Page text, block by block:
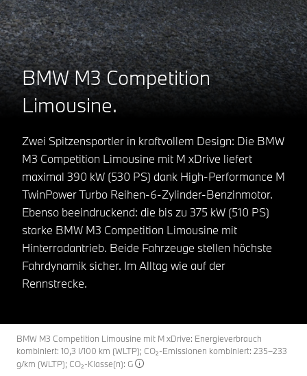
BMW M3 Competition
Limousine.
Zwei Spitzensportler in kraftvollem Design: Die BMW
M3 Competition Limousine mit M xDrive liefert
maximal 390 kW (530 PS) dank High-Performance M
TwinPower Turbo Reihen-6-Zylinder-Benzinmotor.
Ebenso beeindruckend: die bis zu 375 kW (510 PS)
starke BMW M3 Competition Limousine mit
Hinterradantrieb. Beide Fahrzeuge stellen höchste
Fahrdynamik sicher. Im Alltag wie auf der
Rennstrecke.
BMW M3 Competition Limousine mit M xDrive: Energieverbrauch
kombiniert: 10,3 l/100 km (WLTP); CO₂-Emissionen kombiniert: 235–233
g/km (WLTP); CO₂-Klasse(n): G